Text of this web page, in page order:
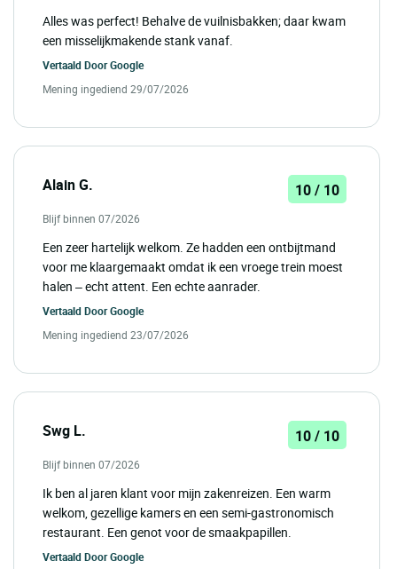
Alles was perfect! Behalve de vuilnisbakken; daar kwam
een misselijkmakende stank vanaf.
Vertaald DoorGoogle
Mening ingediend 29/07/2026
Alain G. 10 / 10
Blijf binnen 07/2026
Een zeer hartelijk welkom. Ze hadden een ontbijtmand
voor me klaargemaakt omdat ik een vroege trein moest
halen – echt attent. Een echte aanrader.
Vertaald DoorGoogle
Mening ingediend 23/07/2026
Swg L. 10 / 10
Blijf binnen 07/2026
Ik ben al jaren klant voor mijn zakenreizen. Een warm
welkom, gezellige kamers en een semi-gastronomisch
restaurant. Een genot voor de smaakpapillen.
Vertaald DoorGoogle